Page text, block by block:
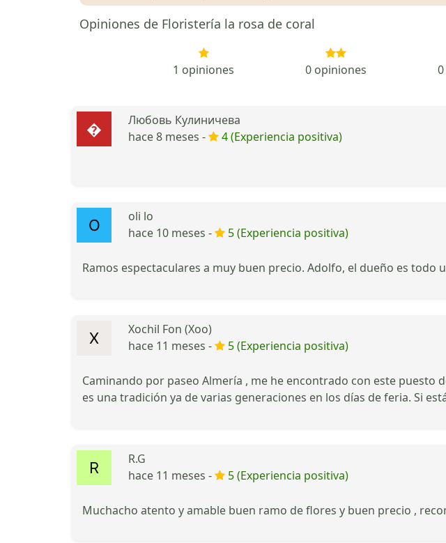
Opiniones de Floristería la rosa de coral
1 opiniones 0 opiniones
Любовь Кулиничева
hace 8 meses -
4 (Experiencia positiva)
oli lo
hace 10 meses -
5 (Experiencia positiva)
Ramos espectaculares a muy buen precio. Adolfo, el dueño es todo
Xochil Fon (Xoo)
hace 11 meses -
5 (Experiencia positiva)
Caminando por paseo Almería , me he encontrado con este
es una tradición ya de varias generaciones en los días de feria. Si
R.G
hace 11 meses -
5 (Experiencia positiva)
Muchacho atento y amable buen ramo de flores y buen precio ,